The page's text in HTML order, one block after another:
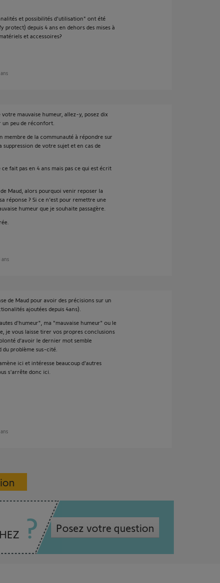
et possibilités d'utilisation" ont été
protect) depuis 4 ans en dehors des mises à
et accessoires?
mauvaise humeur, allez-y, posez dix
peu de réconfort.
membre de la communauté à répondre sur
suppression de votre sujet et en cas de
fait pas en 4 ans mais pas ce qui est écrit
Maud, alors pourquoi venir reposer la
réponse ? Si ce n'est pour remettre une
humeur que je souhaite passagère.
ans
de Maud pour avoir des précisions sur un
ajoutées depuis 4ans).
d'humeur", ma "mauvaise humeur" ou le
je vous laisse tirer vos propres conclusions
d'avoir le dernier mot semble
problème sus-cité.
ici et intéresse beaucoup d'autres
s'arrête donc ici.
Posez votre question